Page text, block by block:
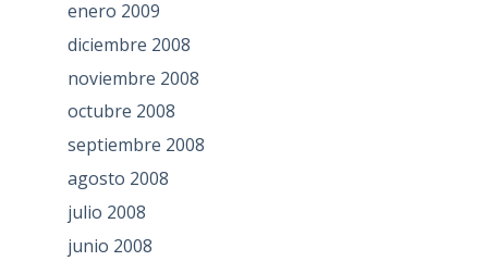
enero 2009
diciembre 2008
noviembre 2008
octubre 2008
septiembre 2008
agosto 2008
julio 2008
junio 2008